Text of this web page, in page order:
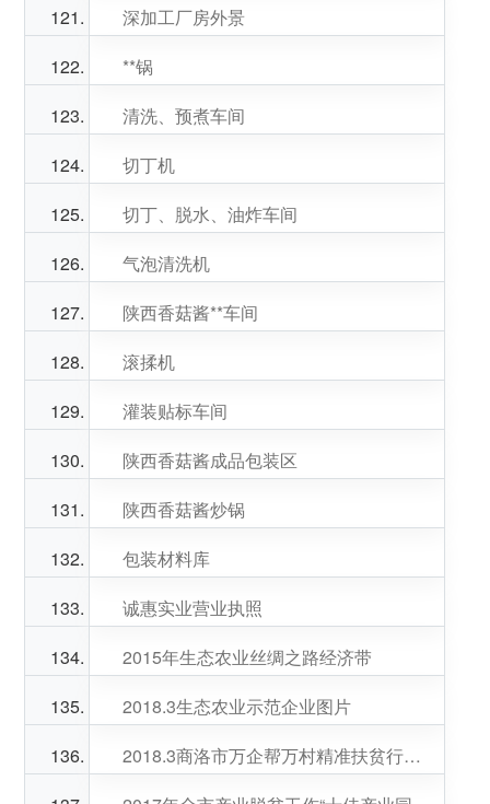
深加工厂房外景
**锅
清洗、预煮车间
切丁机
切丁、脱水、油炸车间
气泡清洗机
陕西香菇酱**车间
滚揉机
灌装贴标车间
陕西香菇酱成品包装区
陕西香菇酱炒锅
包装材料库
诚惠实业营业执照
2015年生态农业丝绸之路经济带
2018.3生态农业示范企业图片
2018.3商洛市万企帮万村精准扶贫行动先进企业